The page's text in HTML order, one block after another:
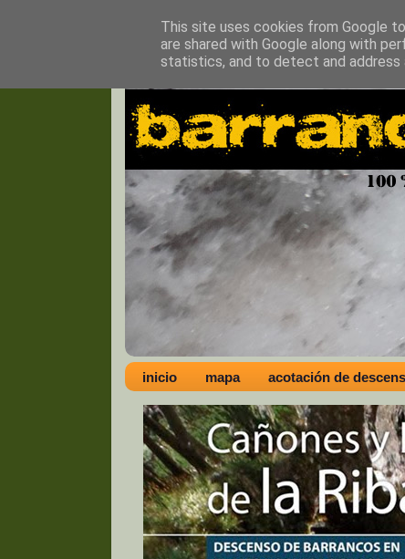
inicio mapa acotación de
This site uses cookies from Google
are shared with Google along with
statistics, and to detect and address